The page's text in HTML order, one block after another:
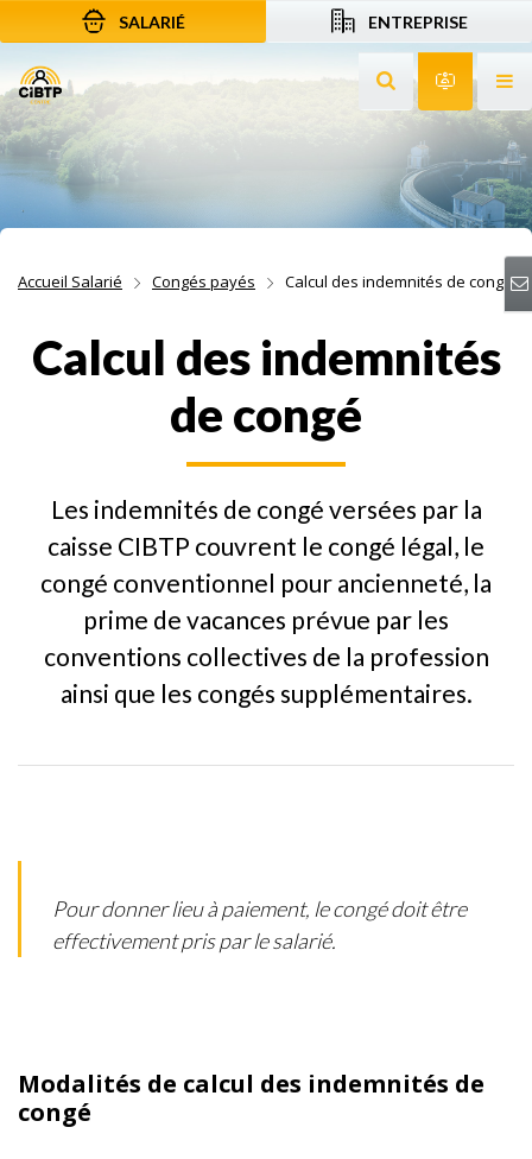
Aller au contenu
Aller à la recherche
Aller à la navigation
SALARIÉ ENTREPRISE
Rechercher sur
Accueil Salarié Congés payés Calcul des indemnités de congé
Calcul des indemnités
de congé
Les indemnités de congé versées par la
caisse CIBTP couvrent le congé légal, le
congé conventionnel pour ancienneté, la
prime de vacances prévue par les
conventions collectives de la profession
ainsi que les congés supplémentaires.
Pour donner lieu à paiement, le congé doit être
effectivement pris par le salarié.
Modalités de calcul des indemnités de
congé